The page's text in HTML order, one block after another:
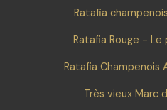
Ratafia
Ratafia Rouge -
Ratafia Champenois
Très vieux Marc